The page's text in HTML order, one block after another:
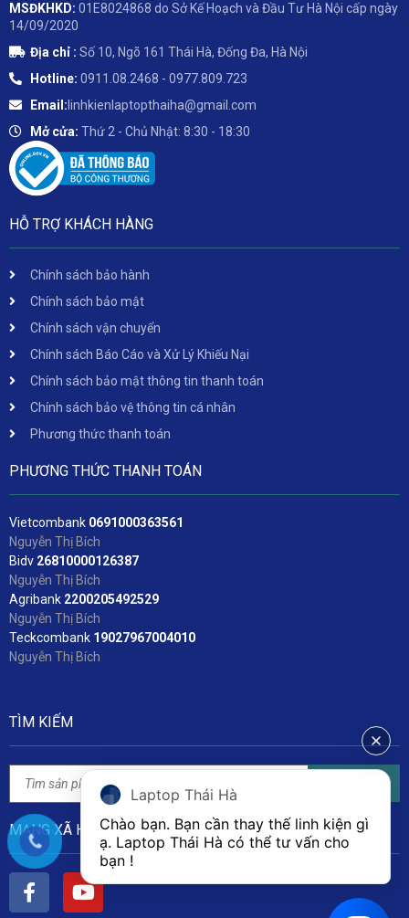
MSĐKHKD: 01E8024868 do Sở Kế Hoạch và Đầu Tư Hà Nội cấp ngày
14/09/2020
Địa chỉ : Số 10, Ngõ 161 Thái Hà, Đống Đa, Hà Nội
Hotline: 0911.08.2468 - 0977.809.723
Email: linhkienlaptopthaiha@gmail.com
Mở cửa: Thứ 2 - Chủ Nhật: 8:30 - 18:30
HỖ TRỢ KHÁCH HÀNG
Chính sách bảo hành
Chính sách bảo mật
Chính sách vận chuyển
Chính sách Báo Cáo và Xử Lý Khiếu Nại
Chính sách bảo mật thông tin thanh toán
Chính sách bảo vệ thông tin cá nhân
Phương thức thanh toán
PHƯƠNG THỨC THANH TOÁN
Vietcombank 0691000363561
Nguyễn Thị Bích
Bidv 26810000126387
Nguyễn Thị Bích
Agribank 2200205492529
Nguyễn Thị Bích
Teckcombank 19027967004010
Nguyễn Thị Bích
TÌM KIẾM
MẠNG XÃ HỘI
Laptop Thái Hà
Chào bạn. Bạn cần thay thế linh kiện gì
ạ. Laptop Thái Hà có thể tư vấn cho
bạn !